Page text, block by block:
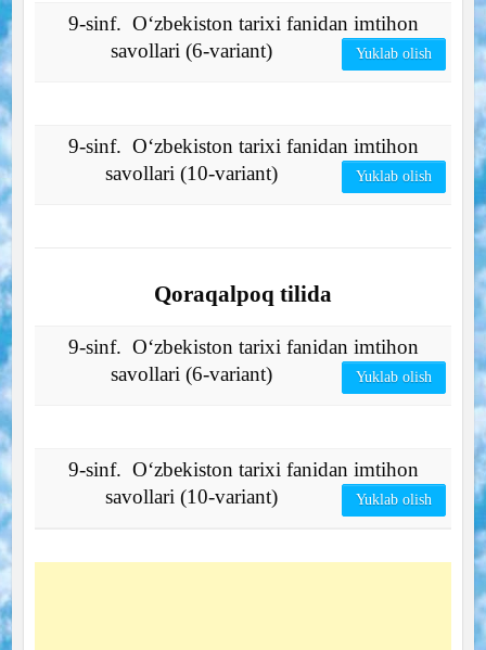
9-sinf. O‘zbekiston tarixi fanidan imtihon
savollari (6-variant)
Yuklab olish
9-sinf. O‘zbekiston tarixi fanidan imtihon
savollari (10-variant)
Yuklab olish
Qoraqalpoq tilida
9-sinf. O‘zbekiston tarixi fanidan imtihon
savollari (6-variant)
Yuklab olish
9-sinf. O‘zbekiston tarixi fanidan imtihon
savollari (10-variant)
Yuklab olish